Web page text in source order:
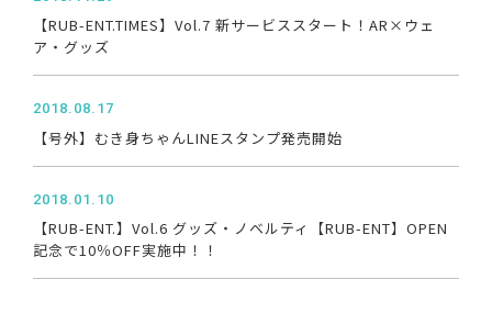
【RUB-ENT.TIMES】Vol.7 新サービススタート！AR×ウェ
ア・グッズ
2018.08.17
【号外】むき身ちゃんLINEスタンプ発売開始
2018.01.10
【RUB-ENT.】Vol.6 グッズ・ノベルティ【RUB-ENT】OPEN
記念で10％OFF実施中！！